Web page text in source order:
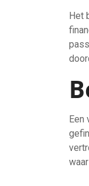
Het
Een